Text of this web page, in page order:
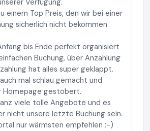
Verfügung.
einem Top Preis, den wir bei einer
sicherlich nicht bekommen
bis Ende perfekt organisiert
Buchung, über Anzahlung
hat alles super geklappt.
mal schlau gemacht und
Homepage gestöbert.
viele tolle Angebote und es
nicht unsere letzte Buchung sein.
nur wärmsten empfehlen :-)